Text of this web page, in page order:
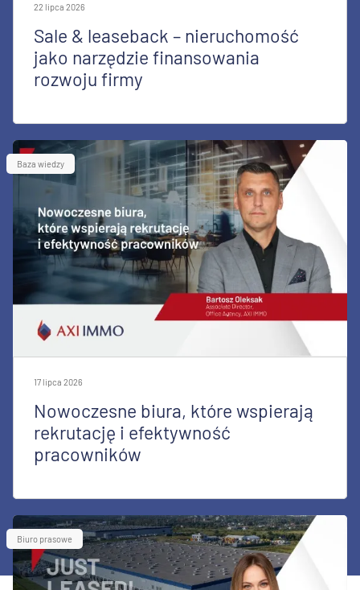
22 lipca 2026
Sale & leaseback – nieruchomość
jako narzędzie finansowania
rozwoju firmy
Baza wiedzy
17 lipca 2026
Nowoczesne biura, które wspierają
rekrutację i efektywność
pracowników
Biuro prasowe